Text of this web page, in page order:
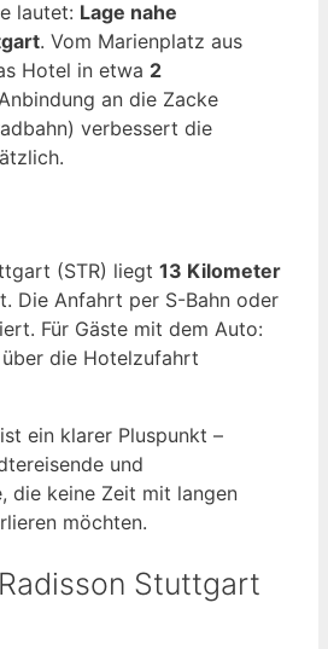
lautet: Lage nahe
. Vom Marienplatz aus
Hotel in etwa 2
an die Zacke
verbessert die
(STR) liegt 13 Kilometer
Die Anfahrt per S-Bahn oder
Für Gäste mit dem Auto:
die Hotelzufahrt
ein klarer Pluspunkt –
und
die keine Zeit mit langen
möchten.
Stuttgart